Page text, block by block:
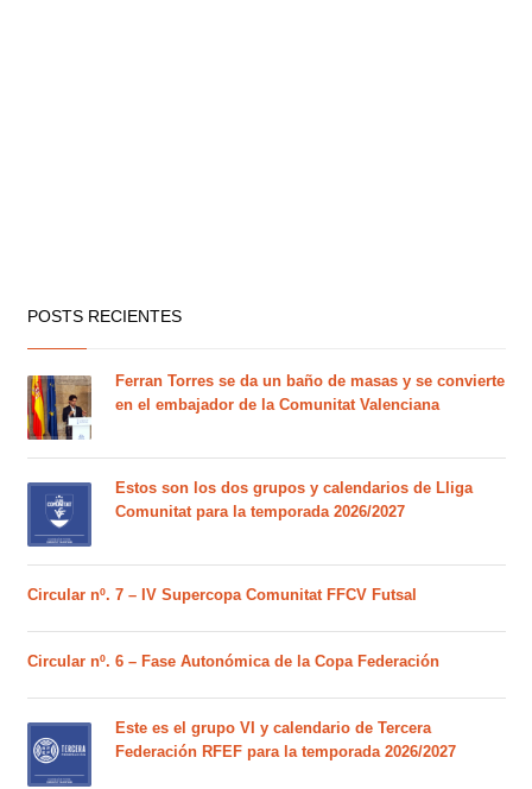
POSTS RECIENTES
Ferran Torres se da un baño de masas y se convierte
en el embajador de la Comunitat Valenciana
Estos son los dos grupos y calendarios de Lliga
Comunitat para la temporada 2026/2027
Circular nº. 7 – IV Supercopa Comunitat FFCV Futsal
Circular nº. 6 – Fase Autonómica de la Copa Federación
Este es el grupo VI y calendario de Tercera
Federación RFEF para la temporada 2026/2027